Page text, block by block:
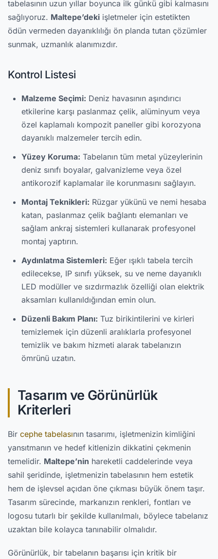
tabelasının uzun yıllar boyunca ilk günkü gibi kalmasını
sağlıyoruz. Maltepe’deki işletmeler için estetikten
ödün vermeden dayanıklılığı ön planda tutan çözümler
sunmak, uzmanlık alanımızdır.
Kontrol Listesi
Malzeme Seçimi: Deniz havasının aşındırıcı
etkilerine karşı paslanmaz çelik, alüminyum veya
özel kaplamalı kompozit paneller gibi korozyona
dayanıklı malzemeler tercih edin.
Yüzey Koruma: Tabelanın tüm metal yüzeylerinin
deniz sınıfı boyalar, galvanizleme veya özel
antikorozif kaplamalar ile korunmasını sağlayın.
Montaj Teknikleri: Rüzgar yükünü ve nemi hesaba
katan, paslanmaz çelik bağlantı elemanları ve
sağlam ankraj sistemleri kullanarak profesyonel
montaj yaptırın.
Aydınlatma Sistemleri: Eğer ışıklı tabela tercih
edilecekse, IP sınıfı yüksek, su ve neme dayanıklı
LED modüller ve sızdırmazlık özelliği olan elektrik
aksamları kullanıldığından emin olun.
Düzenli Bakım Planı: Tuz birikintilerini ve kirleri
temizlemek için düzenli aralıklarla profesyonel
temizlik ve bakım hizmeti alarak tabelanızın
ömrünü uzatın.
Tasarım ve Görünürlük
Kriterleri
Bir cephe tabelasının tasarımı, işletmenizin kimliğini
yansıtmanın ve hedef kitlenizin dikkatini çekmenin
temelidir. Maltepe’nin hareketli caddelerinde veya
sahil şeridinde, işletmenizin tabelasının hem estetik
hem de işlevsel açıdan öne çıkması büyük önem taşır.
Tasarım sürecinde, markanızın renkleri, fontları ve
logosu tutarlı bir şekilde kullanılmalı, böylece tabelanız
uzaktan bile kolayca tanınabilir olmalıdır.
Görünürlük, bir tabelanın başarısı için kritik bir